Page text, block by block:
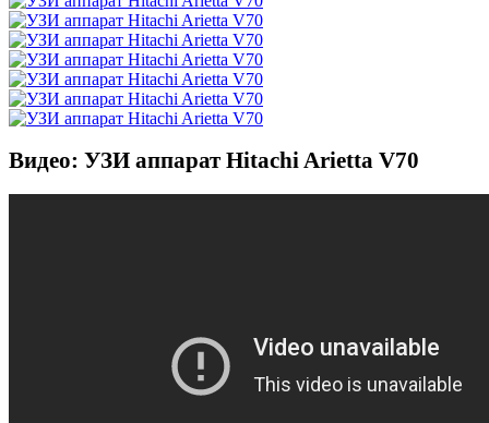
Видео: УЗИ аппарат Hitachi Arietta V70